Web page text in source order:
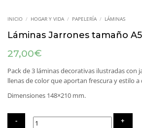
INICIO / HOGAR Y VIDA / PAPELERÍA / LÁMINAS
Láminas Jarrones tamaño
27,00€
Pack de 3 láminas decorativas ilustradas con
llenas de color que aportan frescura y estilo
Dimensiones 148×210 mm.